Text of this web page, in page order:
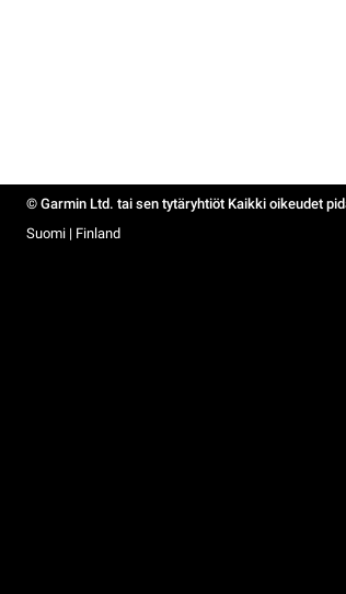
© Garmin Ltd. tai sen tytäryhtiöt Kaikki oikeudet
Suomi | Finland